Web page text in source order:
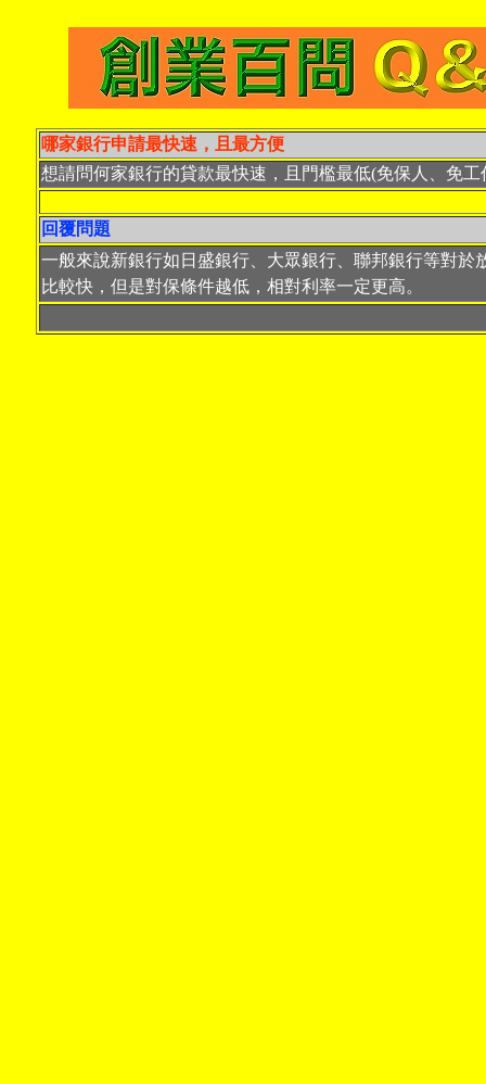
哪家銀行申請最快速，且最方便
想請問何家銀行的貸款最快速，且門檻最低(免保人、免工
回覆問題
一般來說新銀行如日盛銀行、大眾銀行、聯邦銀行等對於
比較快，但是對保條件越低，相對利率一定更高。